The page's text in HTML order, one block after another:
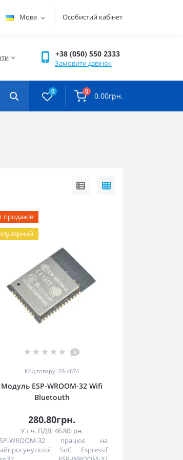
Мова Особистий кабінет
+38 (050) 550 2333
Замовити дзвінок
0 0 0.00грн.
продажів
0
Код товару: 03-4674
Модуль ESP-WROOM-32 Wifi
Bluetouth
280.80грн.
У т.ч. ПДВ: 46.80грн.
WROOM-32 працює на
SoC Espressif